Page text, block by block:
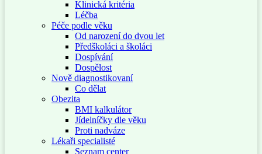
Klinická kritéria
Léčba
Péče podle věku
Od narození do dvou let
Předškoláci a školáci
Dospívání
Dospělost
Nově diagnostikovaní
Co dělat
Obezita
BMI kalkulátor
Jídelníčky dle věku
Proti nadváze
Lékaři specialisté
Seznam center